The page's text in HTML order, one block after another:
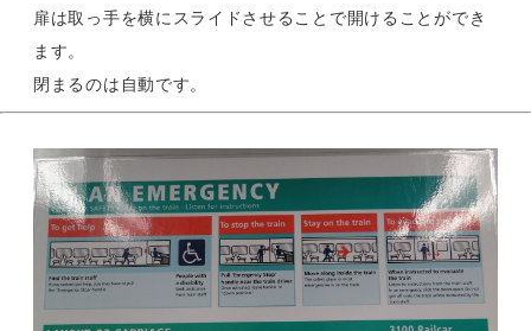
扉は取っ手を横にスライドさせることで開けることができ
ます。
閉まるのは自動です。